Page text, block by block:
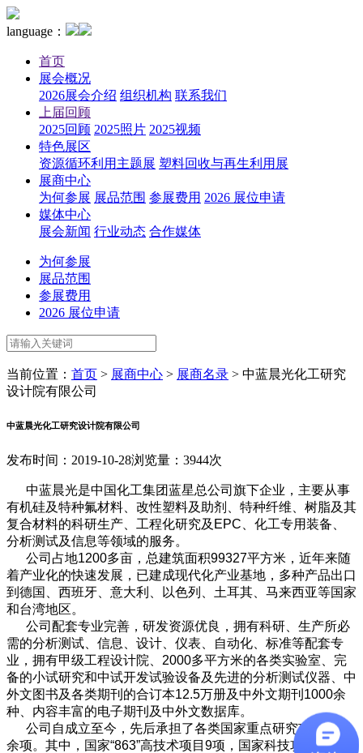
language：
首页
展会概况
2026展会介绍 组织机构 联系我们
上届回顾
2025回顾 2025照片 2025视频
特色展区
资源循环利用主题展 塑料回收与再生利用展
展商中心
为何参展 展品范围 参展费用 2026 展位申请
媒体中心
展会新闻 行业动态 合作媒体
为何参展
展品范围
参展费用
2026 展位申请
当前位置： 首页 > 展商中心 > 展商名录 > 中蓝晨光化工研究
设计院有限公司
中蓝晨光化工研究设计院有限公司
发布时间：2019-10-28浏览量：3944次
中蓝晨光是中国化工集团蓝星总公司旗下企业，主要从事
有机硅及特种氟材料、改性塑料及助剂、特种纤维、树脂及其
复合材料的科研生产、工程化研究及EPC、化工专用装备、
分析测试及信息等领域的服务。
公司占地1200多亩，总建筑面积99327平方米，近年来随
着产业化的快速发展，已建成现代化产业基地，多种产品出口
到德国、西班牙、意大利、以色列、土耳其、马来西亚等国家
和台湾地区。
公司配套专业完善，研发资源优良，拥有科研、生产所必
需的分析测试、信息、设计、仪表、自动化、标准等配套专
业，拥有甲级工程设计院、2000多平方米的各类实验室、完
备的小试研究和中试开发试验设备及先进的分析测试仪器、中
外文图书及各类期刊的合订本12.5万册及中外文期刊1000余
种、内容丰富的电子期刊及中外文数据库。
公司自成立至今，先后承担了各类国家重点研究项目500
余项。其中，国家“863”高技术项目9项，国家科技攻关项目40